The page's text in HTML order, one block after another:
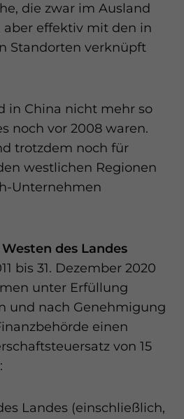
die zwar im Ausland
effektiv mit den in
Standorten verknüpft
in China nicht mehr so
noch vor 2008 waren.
trotzdem noch für
westlichen Regionen
Unternehmen
des Landes
bis 31. Dezember 2020
unter Erfüllung
und nach Genehmigung
einen
von 15
Landes (einschließlich,